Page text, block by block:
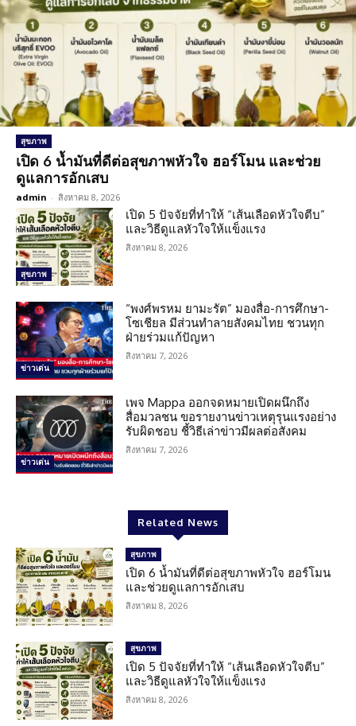
สุขภาพ
เปิด 6 น้ำมันที่ดีต่อสุขภาพหัวใจ ฮอร์โมน และช่วย
ดูแลการอักเสบ
admin - สิงหาคม 8, 2026
สุขภาพ
เปิด 5 ปัจจัยที่ทำให้ “เส้นเลือดหัวใจตีบ”
และวิธีดูแลหัวใจให้แข็งแรง
สิงหาคม 8, 2026
ข่าวเด่น
“พงศ์พรหม ยามะรัต” มองสื่อ-การศึกษา-
โซเชียล มีส่วนทำลายสังคมไทย ชวนทุก
ฝ่ายร่วมแก้ปัญหา
สิงหาคม 7, 2026
ข่าวเด่น
เพจ Mappa ออกจดหมายเปิดผนึกถึง
สื่อมวลชน ขอรายงานข่าวเหตุรุนแรงอย่าง
รับผิดชอบ ชี้วิธีเล่าข่าวมีผลต่อสังคม
สิงหาคม 7, 2026
Related News
สุขภาพ
เปิด 6 น้ำมันที่ดีต่อสุขภาพหัวใจ ฮอร์โมน
และช่วยดูแลการอักเสบ
สิงหาคม 8, 2026
สุขภาพ
เปิด 5 ปัจจัยที่ทำให้ “เส้นเลือดหัวใจตีบ”
และวิธีดูแลหัวใจให้แข็งแรง
สิงหาคม 8, 2026